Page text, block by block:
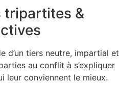
tripartites &
d’un tiers neutre, impartial et
au conflit à s’expliquer
leur conviennent le mieux.